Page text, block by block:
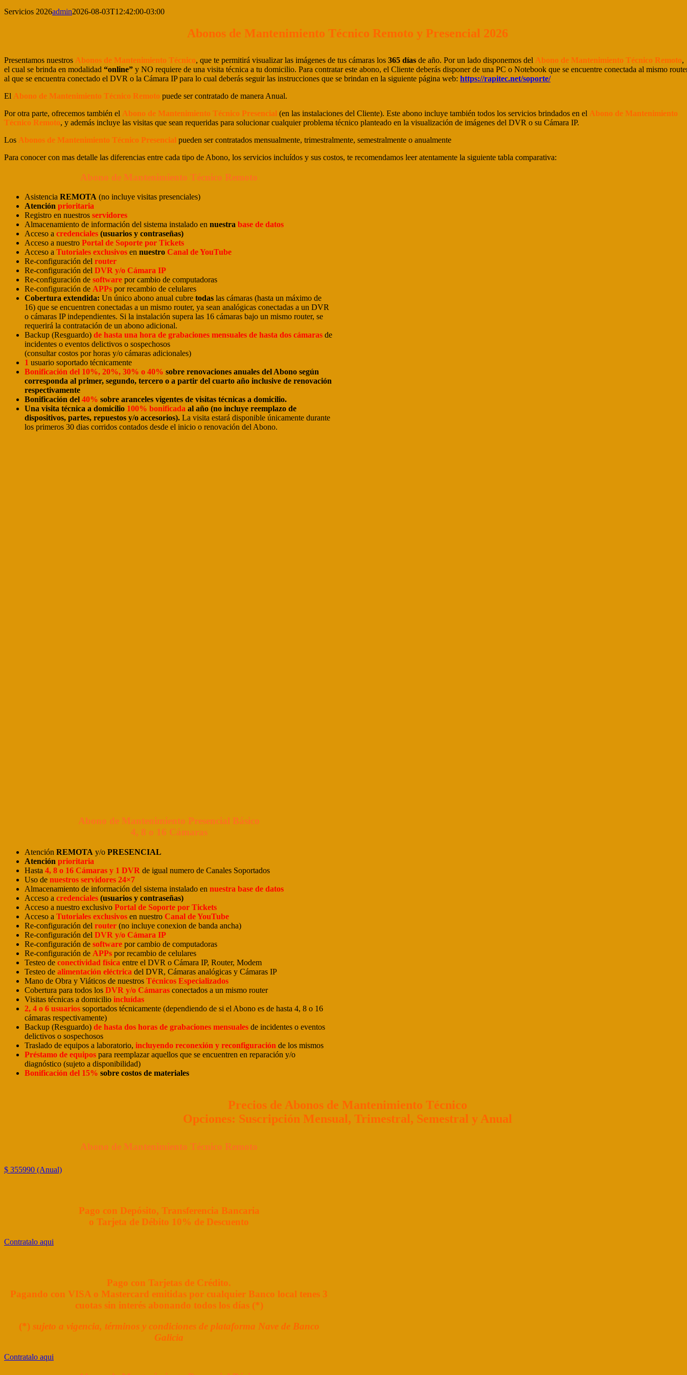
Servicios 2026admin2026-08-03T12:42:00-03:00
Abonos de Mantenimiento Técnico Remoto y Presencial 2026
Presentamos nuestros Abonos de Mantenimiento Técnico, que te permitirá visualizar las imágenes de tus cámaras los 365 días de año. Por un lado disponemos del Abono de Mantenimiento Técnico Remoto,
el cual se brinda en modalidad “online” y NO requiere de una visita técnica a tu domicilio. Para contratar este abono, el Cliente deberás disponer de una PC o Notebook que se encuentre conectada al mismo
al que se encuentra conectado el DVR o la Cámara IP para lo cual deberás seguir las instrucciones que se brindan en la siguiente página web: https://rapitec.net/soporte/
El Abono de Mantenimiento Técnico Remoto puede ser contratado de manera Anual.
Por otra parte, ofrecemos también el Abono de Mantenimiento Técnico Presencial (en las instalaciones del Cliente). Este abono incluye también todos los servicios brindados en el Abono de Mantenimiento
Técnico Remoto, y además incluye las visitas que sean requeridas para solucionar cualquier problema técnico planteado en la visualización de imágenes del DVR o su Cámara IP.
Los Abonos de Mantenimiento Técnico Presencial pueden ser contratados mensualmente, trimestralmente, semestralmente o anualmente
Para conocer con mas detalle las diferencias entre cada tipo de Abono, los servicios incluídos y sus costos, te recomendamos leer atentamente la siguiente tabla comparativa:
Abono de Mantenimiento Técnico Remoto
Asistencia REMOTA (no incluye visitas presenciales)
Atención prioritaria
Registro en nuestros servidores
Almacenamiento de información del sistema instalado en nuestra base de datos
Acceso a credenciales (usuarios y contraseñas)
Acceso a nuestro Portal de Soporte por Tickets
Acceso a Tutoriales exclusivos en nuestro Canal de YouTube
Re-configuración del router
Re-configuración del DVR y/o Cámara IP
Re-configuración de software por cambio de computadoras
Re-configuración de APPs por recambio de celulares
Cobertura extendida: Un único abono anual cubre todas las cámaras (hasta un máximo de
16) que se encuentren conectadas a un mismo router, ya sean analógicas conectadas a un DVR
o cámaras IP independientes. Si la instalación supera las 16 cámaras bajo un mismo router, se
requerirá la contratación de un abono adicional.
Backup (Resguardo) de hasta una hora de grabaciones mensuales de hasta dos cámaras de
incidentes o eventos delictivos o sospechosos
(consultar costos por horas y/o cámaras adicionales)
1 usuario soportado técnicamente
Bonificación del 10%, 20%, 30% o 40% sobre renovaciones anuales del Abono según
corresponda al primer, segundo, tercero o a partir del cuarto año inclusive de renovación
respectivamente
Bonificación del 40% sobre aranceles vigentes de visitas técnicas a domicilio.
Una visita técnica a domicilio 100% bonificada al año (no incluye reemplazo de
dispositivos, partes, repuestos y/o accesorios). La visita estará disponible únicamente durante
los primeros 30 dias corridos contados desde el inicio o renovación del Abono.
Abono de Mantenimiento Presencial Básico
4, 8 o 16 Cámaras
Atención REMOTA y/o PRESENCIAL
Atención prioritaria
Hasta 4, 8 o 16 Cámaras y 1 DVR de igual numero de Canales Soportados
Uso de nuestros servidores 24×7
Almacenamiento de información del sistema instalado en nuestra base de datos
Acceso a credenciales (usuarios y contraseñas)
Acceso a nuestro exclusivo Portal de Soporte por Tickets
Acceso a Tutoriales exclusivos en nuestro Canal de YouTube
Re-configuración del router (no incluye conexion de banda ancha)
Re-configuración del DVR y/o Cámara IP
Re-configuración de software por cambio de computadoras
Re-configuración de APPs por recambio de celulares
Testeo de conectividad física entre el DVR o Cámara IP, Router, Modem
Testeo de alimentación eléctrica del DVR, Cámaras analógicas y Cámaras IP
Mano de Obra y Viáticos de nuestros Técnicos Especializados
Cobertura para todos los DVR y/o Cámaras conectados a un mismo router
Visitas técnicas a domicilio incluídas
2, 4 o 6 usuarios soportados técnicamente (dependiendo de si el Abono es de hasta 4, 8 o 16
cámaras respectivamente)
Backup (Resguardo) de hasta dos horas de grabaciones mensuales de incidentes o eventos
delictivos o sospechosos
Traslado de equipos a laboratorio, incluyendo reconexión y reconfiguración de los mismos
Préstamo de equipos para reemplazar aquellos que se encuentren en reparación y/o
diagnóstico (sujeto a disponibilidad)
Bonificación del 15% sobre costos de materiales
Precios de Abonos de Mantenimiento Técnico
Opciones: Suscripción Mensual, Trimestral, Semestral y Anual
Abono de Mantenimiento Técnico Remoto
$ 355990 (Anual)
Pago con Depósito, Transferencia Bancaria
o Tarjeta de Débito 10% de Descuento
Contratalo aqui
Pago con Tarjetas de Crédito.
Pagando con VISA o Mastercard emitidas por cualquier Banco localtenes 3
cuotas sin interés abonando todos los días (*)
(*) sujeto a vigencia, términos y condiciones de plataforma Nave de Banco
Galicia
Contratalo aqui